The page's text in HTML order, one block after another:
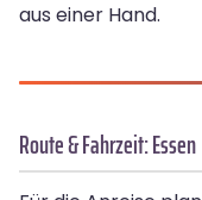
aus einer Hand.
Route & Fahrzeit: